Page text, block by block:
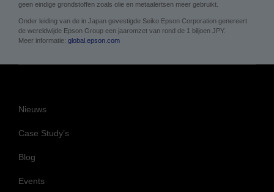
geen eindige grondstoffen zoals olie en metaalertsen meer gebruikt.
Onder leiding van de in Japan gevestigde Seiko Epson Corporation genereert
de wereldwijde Epson Group een jaaromzet van rond de 1 biljoen JPY.
Meer informatie: global.epson.com
Nieuws
Case Study’s
Blog
Events